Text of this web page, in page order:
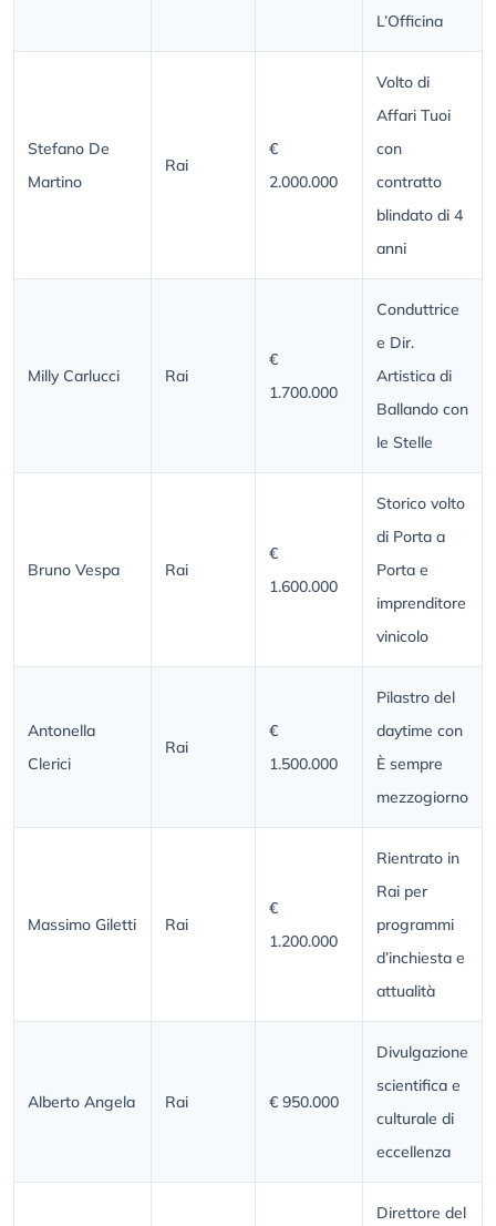
L’Officina
Stefano De
Martino
Rai
€
2.000.000
Volto di
Affari Tuoi
con
contratto
blindato di 4
anni
Milly Carlucci Rai
€
1.700.000
Conduttrice
e Dir.
Artistica di
Ballando con
le Stelle
Bruno Vespa Rai
€
1.600.000
Storico volto
di Porta a
Porta e
imprenditore
vinicolo
Antonella
Clerici
Rai
€
1.500.000
Pilastro del
daytime con
È sempre
mezzogiorno
Massimo Giletti Rai
€
1.200.000
Rientrato in
Rai per
programmi
d’inchiesta e
attualità
Alberto Angela Rai € 950.000
Divulgazione
scientifica e
culturale di
eccellenza
Direttore del